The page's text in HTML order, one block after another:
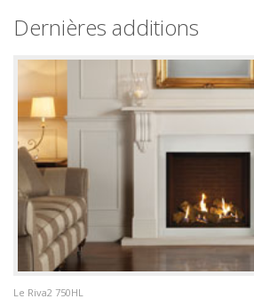
Dernières additions
Le Riva2 750HL